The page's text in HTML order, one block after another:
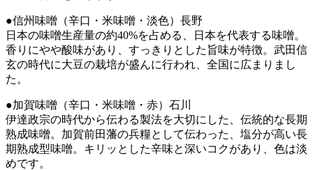
●信州味噌（辛口・米味噌・淡色）長野
日本の味噌生産量の約40%を占める、日本を代表する味噌。
香りにやや酸味があり、すっきりとした旨味が特徴。武田信
玄の時代に大豆の栽培が盛んに行われ、全国に広まりまし
た。
●加賀味噌（辛口・米味噌・赤）石川
伊達政宗の時代から伝わる製法を大切にした、伝統的な長期
熟成味噌。加賀前田藩の兵糧として伝わった、塩分が高い長
期熟成型味噌。キリッとした辛味と深いコクがあり、色は淡
めです。